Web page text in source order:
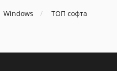
Windows ТОП софта